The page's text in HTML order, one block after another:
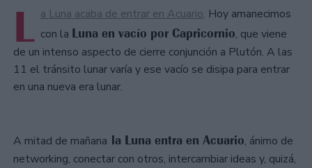
L a Luna acaba de entrar en Acuario. Hoy amanecimos
con la Luna en vacío por Capricornio, que viene
de un intenso aspecto de cierre conjunción a Plutón. A las
11 el tránsito lunar varía y ese vacío se disipa para entrar
en una nueva era lunar.
A mitad de mañana la Luna entra en Acuario, ánimo de
networking, conectar con otros, intercambiar ideas y, quizá,